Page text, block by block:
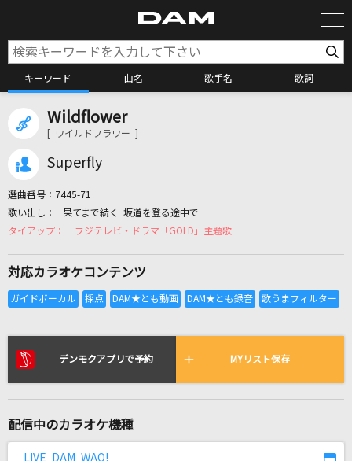
キーワード 曲名 歌手名 歌詞
カラオケリクエスト
風たちの声
U
Wildflower
[ ワイルドフラワー ]
Superfly
選曲番号： 7445-71
果てまで続く 坂道を登る途中で
フジテレビ・ドラマ「GOLD」主題歌
対応カラオケコンテンツ
デンモクアプリで予約 MYリスト保存
配信中のカラオケ機種
LIVE DAM WAO!